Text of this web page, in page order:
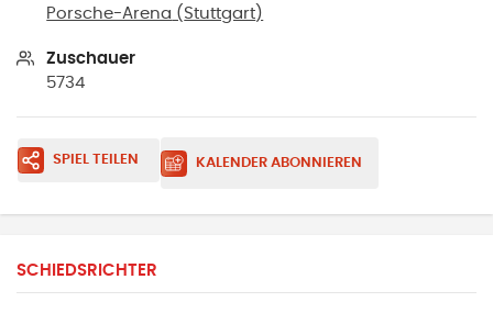
Porsche-Arena ( Stuttgart)
Zuschauer
5734
SPIEL TEILEN KALENDER ABONNIEREN
SCHIEDSRICHTER